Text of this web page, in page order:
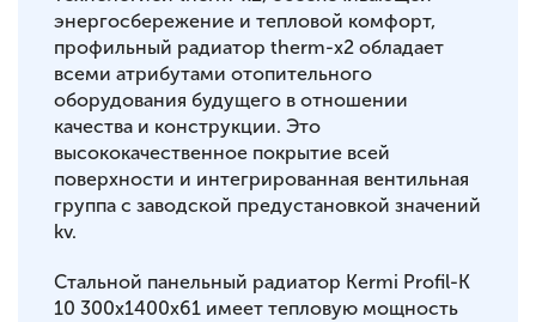
энергосбережение и тепловой комфорт,
профильный радиатор therm-x2 обладает
всеми атрибутами отопительного
оборудования будущего в отношении
качества и конструкции. Это
высококачественное покрытие всей
поверхности и интегрированная вентильная
группа с заводской предустановкой значений
kv.
Стальной панельный радиатор Kermi Profil-K
10 300x1400x61 имеет тепловую мощность